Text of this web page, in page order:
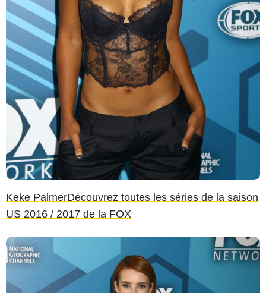
Keke PalmerDécouvrez toutes les séries de la saison
US 2016 / 2017 de la FOX